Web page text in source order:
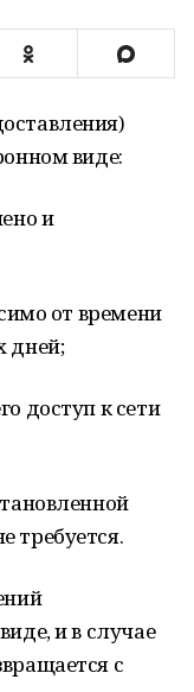
виде:
и
от времени
дней;
доступ к сети
требу­ется.
и в случае
с